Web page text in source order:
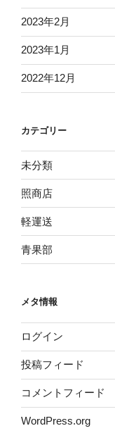
2023年2月
2023年1月
2022年12月
カテゴリー
未分類
照商店
軽運送
青果部
メタ情報
ログイン
投稿フィード
コメントフィード
WordPress.org